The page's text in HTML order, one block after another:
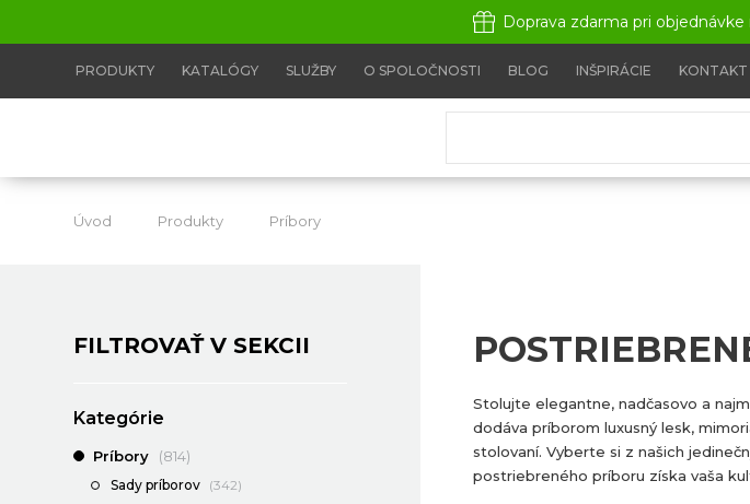
Doprava zdarma pri
PRODUKTY KATALÓGY SLUŽBY O SPOLOČNOSTI BLOG INŠPIRÁCIE KONTAKT
Úvod Produkty Príbory
Stolujte elegantne, nadčasovo a
dodáva príborom luxusný lesk,
stolovaní. Vyberte si z našich
postriebreného príboru získa vaša
FILTROVAŤ V SEKCII
Kategórie
Príbory (814)
Sady príborov (342)